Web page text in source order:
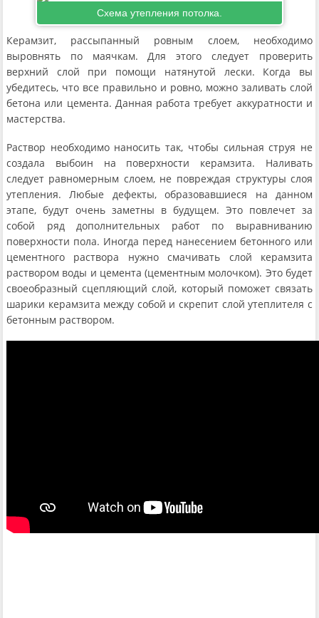
Схема утепления потолка.
Керамзит, рассыпанный ровным слоем, необходимо
выровнять по маячкам. Для этого следует проверить
верхний слой при помощи натянутой лески. Когда вы
убедитесь, что все правильно и ровно, можно заливать слой
бетона или цемента. Данная работа требует аккуратности и
мастерства.
Раствор необходимо наносить так, чтобы сильная струя не
создала выбоин на поверхности керамзита. Наливать
следует равномерным слоем, не повреждая структуры слоя
утепления. Любые дефекты, образовавшиеся на данном
этапе, будут очень заметны в будущем. Это повлечет за
собой ряд дополнительных работ по выравниванию
поверхности пола. Иногда перед нанесением бетонного или
цементного раствора нужно смачивать слой керамзита
раствором воды и цемента (цементным молочком). Это будет
своеобразный сцепляющий слой, который поможет связать
шарики керамзита между собой и скрепит слой утеплителя с
бетонным раствором.